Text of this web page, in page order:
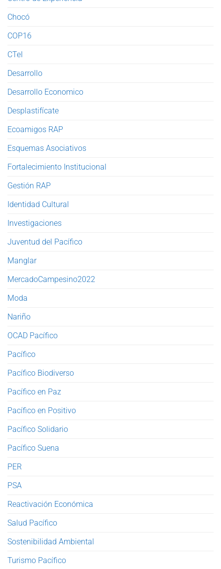
Chocó
COP16
CTeI
Desarrollo
Desarrollo Economico
Desplastifícate
Ecoamigos RAP
Esquemas Asociativos
Fortalecimiento Institucional
Gestión RAP
Identidad Cultural
Investigaciones
Juventud del Pacífico
Manglar
MercadoCampesino2022
Moda
Nariño
OCAD Pacífico
Pacífico
Pacífico Biodiverso
Pacífico en Paz
Pacífico en Positivo
Pacífico Solidario
Pacífico Suena
PER
PSA
Reactivación Económica
Salud Pacífico
Sostenibilidad Ambiental
Turismo Pacífico